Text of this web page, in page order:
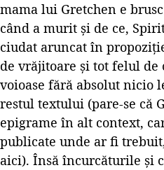
mama lui Gretchen e
când a murit și de ce,
ciudat aruncat în
de vrăjitoare și tot felul de
voioase fără absolut nicio
restul textului (pare-se că
epigrame în alt context,
publicate unde ar fi
aici). Însă încurcăturile și